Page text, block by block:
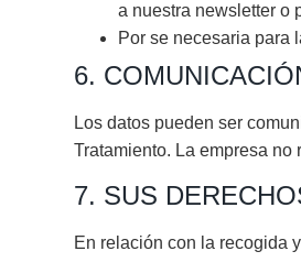
a nuestra newsletter o
Por se necesaria para
6.
Los datos pueden ser
Tratamiento. La empresa
7. SUS
En relación con la recogida